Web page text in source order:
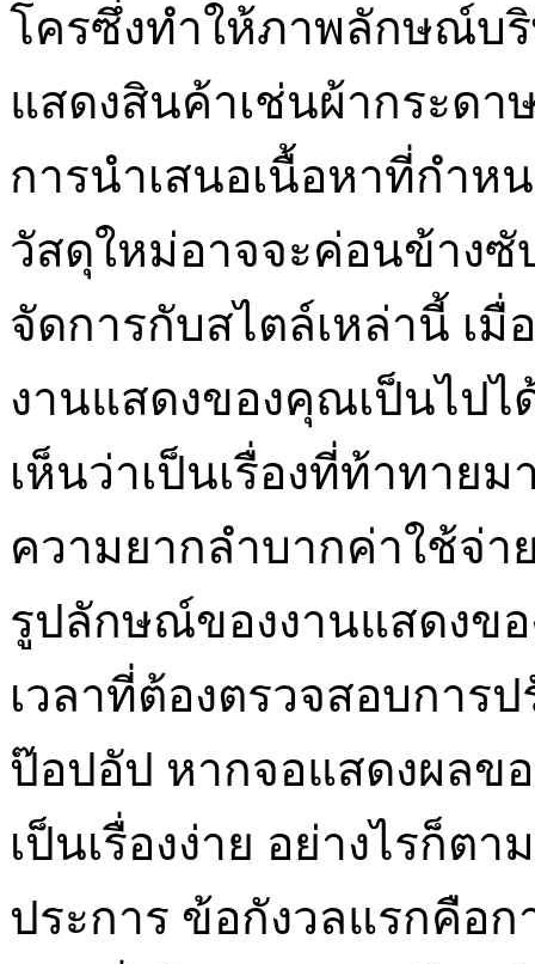
โครซึ่งทำให้ภาพลักษณ์บ
แสดงสินค้าเช่นผ้ากระด
การนำเสนอเนื้อหาที่กำห
วัสดุใหม่อาจจะค่อนข้าง
จัดการกับสไตล์เหล่านี้ เมื่
งานแสดงของคุณเป็นไป
เห็นว่าเป็นเรื่องที่ท้าทาย
ความยากลำบากค่าใช้จ่
รูปลักษณ์ของงานแสดงข
เวลาที่ต้องตรวจสอบการ
ป๊อปอัป หากจอแสดงผลข
เป็นเรื่องง่าย อย่างไรก็ต
ประการ ข้อกังวลแรกคือ